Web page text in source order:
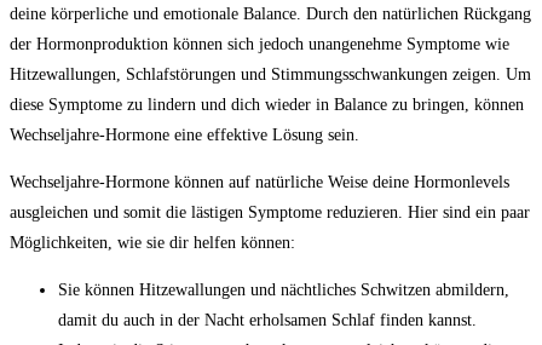
deine körperliche und emotionale Balance. Durch den natürlichen Rückgang
der Hormonproduktion können sich jedoch unangenehme Symptome wie
Hitzewallungen, Schlafstörungen und Stimmungsschwankungen zeigen. Um
diese Symptome zu lindern und dich wieder in Balance zu bringen, können
Wechseljahre-Hormone eine effektive Lösung sein.
Wechseljahre-Hormone können auf natürliche Weise deine Hormonlevels
ausgleichen und somit die lästigen Symptome reduzieren. Hier sind ein paar
Möglichkeiten, wie sie dir helfen können:
Sie können Hitzewallungen und nächtliches Schwitzen abmildern,
damit du auch in der Nacht erholsamen Schlaf finden kannst.